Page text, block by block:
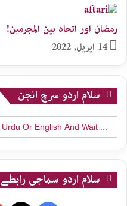
رمضان اور اتحاد بین المجرمین!
14 اپریل, 2022
سلام اردو سرچ انجن
Search
for:
سلام اردو سماجی رابطے